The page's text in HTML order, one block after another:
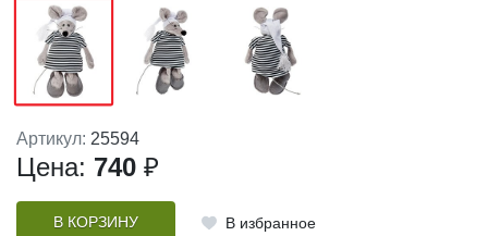
Артикул: 25594
Цена: 740 ₽
В КОРЗИНУ В избранное